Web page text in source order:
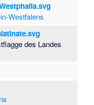
Westfalens
des Landes